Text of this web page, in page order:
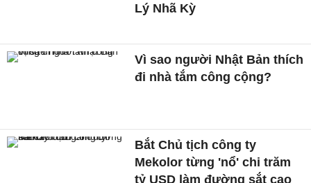
Lý Nhã Kỳ
Vì sao người Nhật Bản thích
đi nhà tắm công cộng?
Bắt Chủ tịch công ty
Mekolor từng 'nổ' chi trăm
tỷ USD làm đường sắt cao